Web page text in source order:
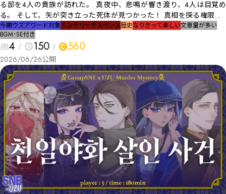
る邸を4人の貴族が訪れた。 真夜中、悲鳴が響き渡り、4人は目覚め
る。 そして、矢が突き立った死体が見つかった！ 真相を探る権限は4
人の貴族にのみあり、容疑者もまた彼らに絞られた……！ 手がかり
は……和歌?!
今期ウズアワード対象ミステリーサスペンス歴史なりきって楽しい文章量が多い
BGM･SE付き
4 150 560
2026/06/26公開